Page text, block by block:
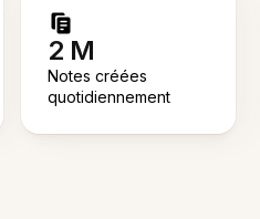
2 M
Notes créées
quotidiennement